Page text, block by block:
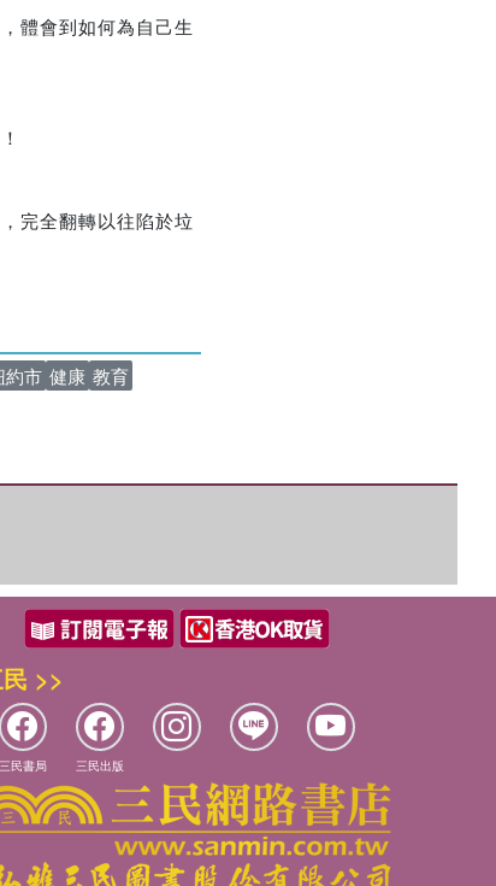
體會到如何為自己生
完全翻轉以往陷於垃
約市 健康 教育
>>
三民書局 三民出版